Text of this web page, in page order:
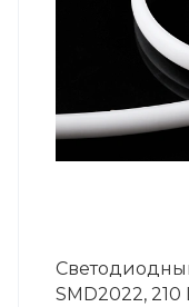
SMD2022, 210